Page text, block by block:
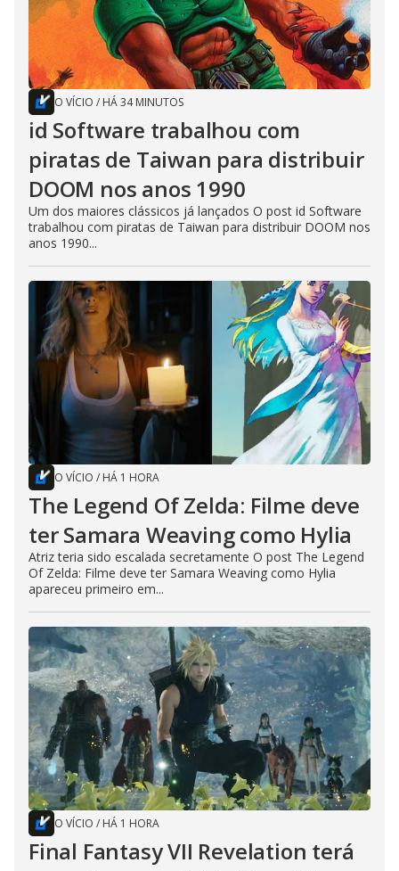
O VÍCIO / HÁ 34 MINUTOS
id Software trabalhou com
piratas de Taiwan para distribuir
DOOM nos anos 1990
Um dos maiores clássicos já lançados O post id Software
trabalhou com piratas de Taiwan para distribuir DOOM nos
anos 1990...
O VÍCIO / HÁ 1 HORA
The Legend Of Zelda: Filme deve
ter Samara Weaving como Hylia
Atriz teria sido escalada secretamente O post The Legend
Of Zelda: Filme deve ter Samara Weaving como Hylia
apareceu primeiro em...
O VÍCIO / HÁ 1 HORA
Final Fantasy VII Revelation terá